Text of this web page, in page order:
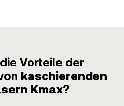
Vorteile der
kaschierenden
Kmax?